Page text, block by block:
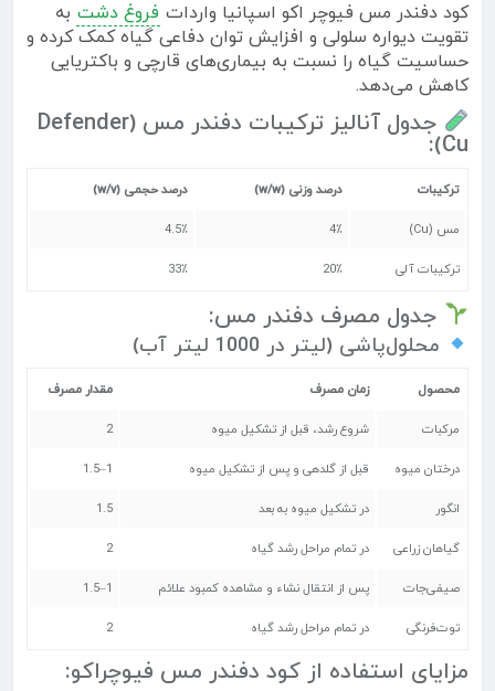
کود دفندر مس فیوچر اکو اسپانیا واردات فروغ دشت به
تقویت دیواره سلولی و افزایش توان دفاعی گیاه کمک کرده و
حساسیت گیاه را نسبت به بیماری‌های قارچی و باکتریایی
کاهش می‌دهد.
جدول آنالیز ترکیبات دفندر مس (Defender
Cu):
ترکیبات درصد وزنی (w/w) درصد حجمی (w/v)
مس (Cu) 4٪ 4.5٪
ترکیبات آلی 20٪ 33٪
جدول مصرف دفندر مس:
محلول‌پاشی (لیتر در 1000 لیتر آب)
محصول زمان مصرف مقدار مصرف
مرکبات شروع رشد، قبل از تشکیل میوه 2
درختان میوه قبل از گلدهی و پس از تشکیل میوه 1–1.5
انگور در تشکیل میوه به بعد 1.5
گیاهان زراعی در تمام مراحل رشد گیاه 2
صیفی‌جات پس از انتقال نشاء و مشاهده کمبود علائم 1–1.5
توت‌فرنگی در تمام مراحل رشد گیاه 2
مزایای استفاده از کود دفندر مس فیوچراکو: